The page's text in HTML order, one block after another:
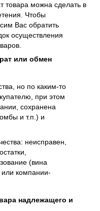
товара можна сделать в
Чтобы
Вас обратить
осуществления
или обмен
но по каким-то
при этом
сохранена
и т.п.) и
неисправен,
(вина
компании-
надлежащего и